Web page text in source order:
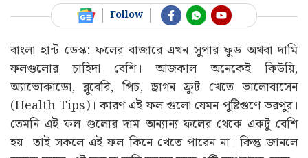
Follow
বাংলা হান্ট ডেস্ক: ফলের বাজারে এখন সুপার ফুড অথবা দামি
ফলগুলোর চাহিদা বেশি। আজকাল অনেকেই কিউয়ি,
অ্যাভোকাডো, ব্লুবেরি, পিচ, ড্রাগন ফ্রুট খেতে ভালোবাসেন
(Health Tips)। কারণ এই ফল গুলো যেমন পুষ্টিগুণে ভরপুর।
তেমনি এই ফল গুলোর দাম অন্যান্য ফলের থেকে একটু বেশি
হয়। তাই সকলে এই ফল কিনে খেতে পারেন না। কিন্তু জানলে